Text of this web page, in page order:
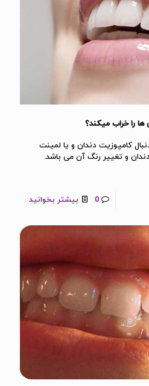
ها را خراب میکند؟
کامپوزیت دندان و یا لمینت
و تغییر رنگ آن می باشد.
0 بیشتر بخوانید